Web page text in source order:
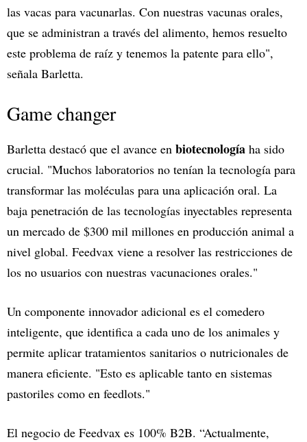
las vacas para vacunarlas. Con nuestras vacunas orales,
que se administran a través del alimento, hemos resuelto
este problema de raíz y tenemos la patente para ello",
señala Barletta.
Game changer
Barletta destacó que el avance en biotecnología ha sido
crucial. "Muchos laboratorios no tenían la tecnología para
transformar las moléculas para una aplicación oral. La
baja penetración de las tecnologías inyectables representa
un mercado de $300 mil millones en producción animal a
nivel global. Feedvax viene a resolver las restricciones de
los no usuarios con nuestras vacunaciones orales."
Un componente innovador adicional es el comedero
inteligente, que identifica a cada uno de los animales y
permite aplicar tratamientos sanitarios o nutricionales de
manera eficiente. "Esto es aplicable tanto en sistemas
pastoriles como en feedlots."
El negocio de Feedvax es 100% B2B. “Actualmente,